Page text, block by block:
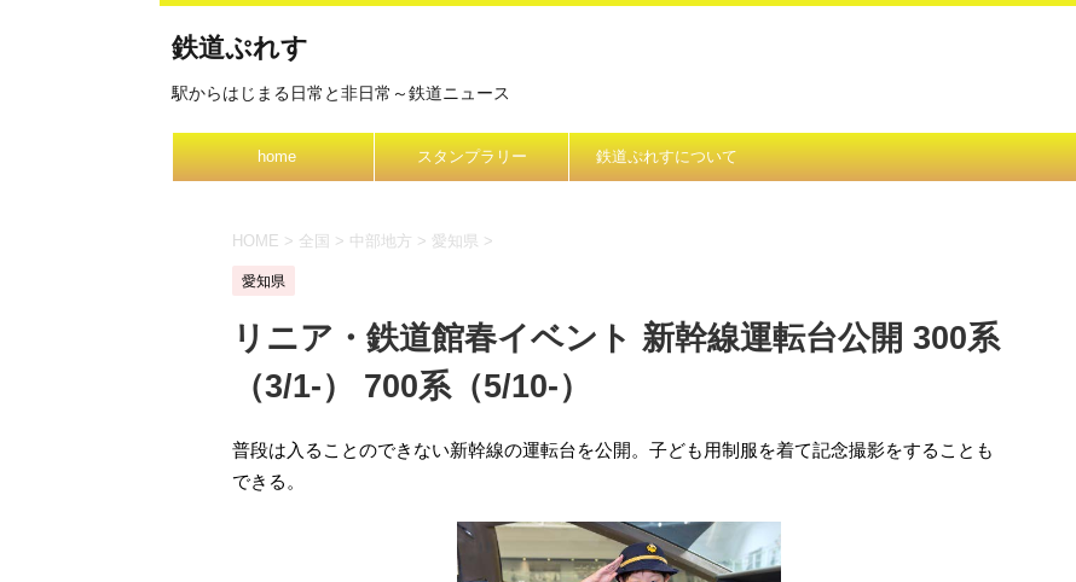
鉄道ぷれす
駅からはじまる日常と非日常～鉄道ニュース
home スタンプラリー 鉄道ぷれすについて
HOME > 全国 > 中部地方 > 愛知県 >
愛知県
リニア・鉄道館春イベント 新幹線運転台公開 300系
（3/1-） 700系（5/10-）
普段は入ることのできない新幹線の運転台を公開。子ども用制服を着て記念撮影をすることも
できる。